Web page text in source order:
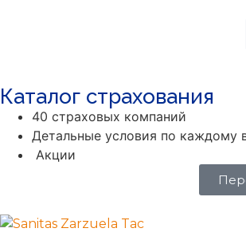
Каталог страхования
40 страховых компаний
Детальные условия по каждому
Акции